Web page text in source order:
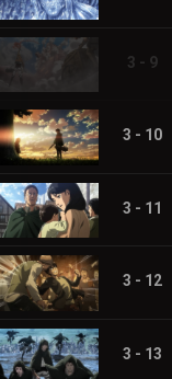
3 - 9
3 - 10
3 - 11
3 - 12
3 - 13